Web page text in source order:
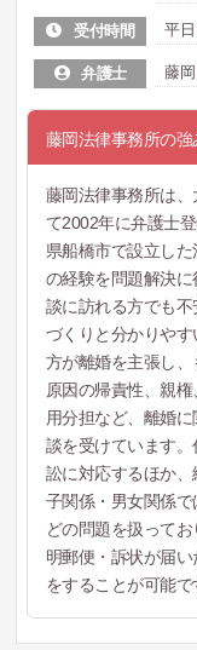
受付時間 平日
弁護士 藤
藤岡法律事務所の強
藤岡法律事務所は
て2002年に弁護士
県船橋市で設立し
の経験を問題解決
談に訪れる方でも
づくりと分かりや
方が離婚を主張し
原因の帰責性、親
用分担など、離婚
談を受けています
訟に対応するほか
子関係・男女関係
どの問題を扱って
明郵便・訴状が届
をすることが可能で